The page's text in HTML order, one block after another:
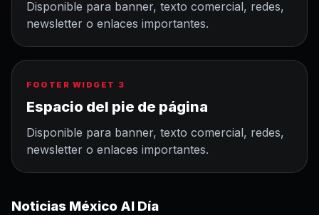
Disponible para banner, texto comercial, redes,
newsletter o enlaces importantes.
FOOTER WIDGET 3
Espacio del pie de página
Disponible para banner, texto comercial, redes,
newsletter o enlaces importantes.
Noticias México Al Día